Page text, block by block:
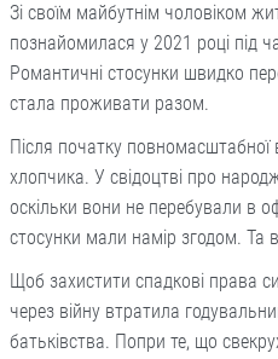
Зі своїм майбутнім чоловіком
познайомилася у 2021 році під
Романтичні стосунки швидко
стала проживати разом.
Після початку
хлопчика. У свідоцтві про
оскільки вони не перебували в
стосунки мали намір згодом. Та
Щоб захистити спадкові права
через війну втратила
батьківства. Попри те, що